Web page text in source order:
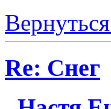
Re: Снег